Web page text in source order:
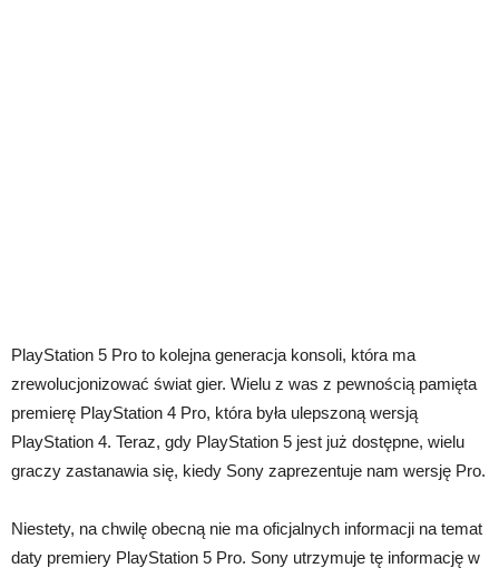
PlayStation 5 Pro to kolejna generacja konsoli, która ma
zrewolucjonizować świat gier. Wielu z was z pewnością pamięta
premierę PlayStation 4 Pro, która była ulepszoną wersją
PlayStation 4. Teraz, gdy PlayStation 5 jest już dostępne, wielu
graczy zastanawia się, kiedy Sony zaprezentuje nam wersję Pro.
Niestety, na chwilę obecną nie ma oficjalnych informacji na temat
daty premiery PlayStation 5 Pro. Sony utrzymuje tę informację w